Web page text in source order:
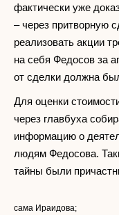
фактически уже
– через притворную
реализовать акции
на себя Федосов за
от сделки должна
Для оценки
через главбуха
информацию о
людям Федосова.
тайны были
сама Ираидова;